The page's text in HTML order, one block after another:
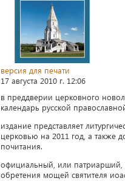
версия для печати
17 августа 2010 г. 12:06
в преддверии церковного
календарь русской
издание представляет
церковью на 2011 год, а также
почитания.
официальный, или патриарший,
обретения мощей святителя